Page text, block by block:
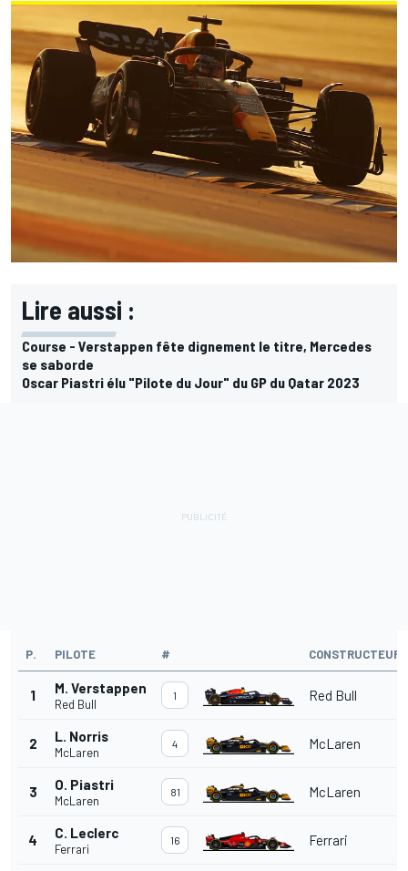
Lire aussi :
Course - Verstappen fête dignement le titre, Mercedes
se saborde
Oscar Piastri élu "Pilote du Jour" du GP du Qatar 2023
P. PILOTE # CONSTRUCTEUR
1 M. Verstappen
Red Bull
1 Red Bull
2 L. Norris
McLaren
4 McLaren
3 O. Piastri
McLaren
81 McLaren
4 C. Leclerc
Ferrari
16 Ferrari